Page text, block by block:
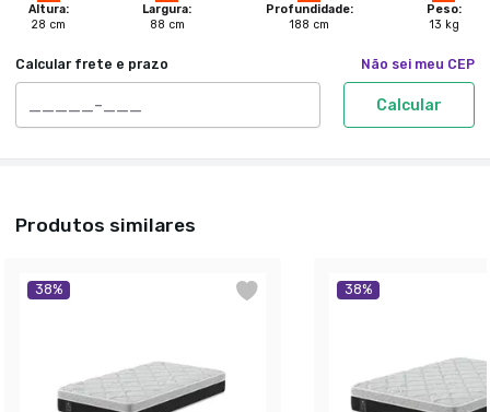
Altura:
28 cm
Largura:
88 cm
Profundidade:
188 cm
Peso:
13 kg
Calcular frete e prazo Não sei meu CEP
Calcular
Produtos similares
38% 38%